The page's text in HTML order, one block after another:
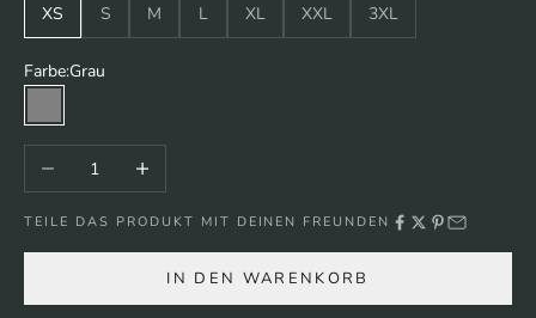
XS
S M L XL XXL 3XL
Farbe:Grau
Grau
Anzahl verringernAnzahl erhöhen
TEILE DAS PRODUKT MIT DEINEN FREUNDEN
IN DEN WARENKORB